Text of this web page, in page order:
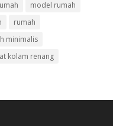
model rumah
rumah
minimalis
kolam renang